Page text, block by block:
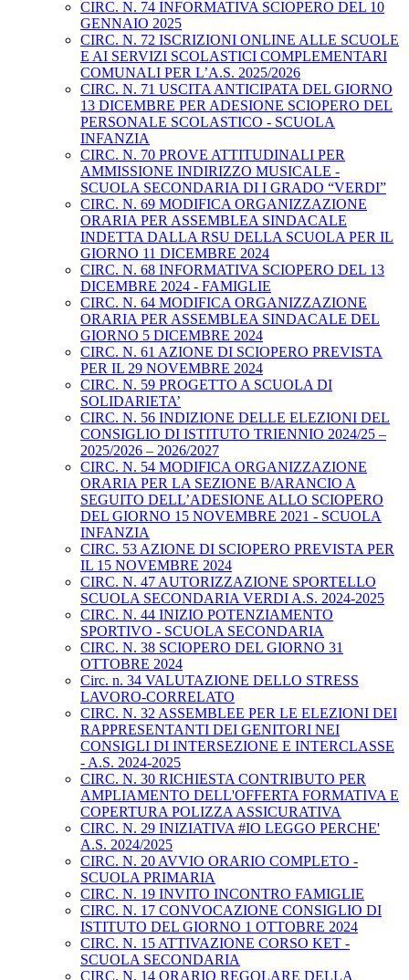
CIRC. N. 74 INFORMATIVA SCIOPERO DEL 10
GENNAIO 2025
CIRC. N. 72 ISCRIZIONI ONLINE ALLE SCUOLE
E AI SERVIZI SCOLASTICI COMPLEMENTARI
COMUNALI PER L’A.S. 2025/2026
CIRC. N. 71 USCITA ANTICIPATA DEL GIORNO
13 DICEMBRE PER ADESIONE SCIOPERO DEL
PERSONALE SCOLASTICO - SCUOLA
INFANZIA
CIRC. N. 70 PROVE ATTITUDINALI PER
AMMISSIONE INDIRIZZO MUSICALE -
SCUOLA SECONDARIA DI I GRADO “VERDI”
CIRC. N. 69 MODIFICA ORGANIZZAZIONE
ORARIA PER ASSEMBLEA SINDACALE
INDETTA DALLA RSU DELLA SCUOLA PER IL
GIORNO 11 DICEMBRE 2024
CIRC. N. 68 INFORMATIVA SCIOPERO DEL 13
DICEMBRE 2024 - FAMIGLIE
CIRC. N. 64 MODIFICA ORGANIZZAZIONE
ORARIA PER ASSEMBLEA SINDACALE DEL
GIORNO 5 DICEMBRE 2024
CIRC. N. 61 AZIONE DI SCIOPERO PREVISTA
PER IL 29 NOVEMBRE 2024
CIRC. N. 59 PROGETTO A SCUOLA DI
SOLIDARIETA’
CIRC. N. 56 INDIZIONE DELLE ELEZIONI DEL
CONSIGLIO DI ISTITUTO TRIENNIO 2024/25 –
2025/2026 – 2026/2027
CIRC. N. 54 MODIFICA ORGANIZZAZIONE
ORARIA PER LA SEZIONE B/ARANCIO A
SEGUITO DELL’ADESIONE ALLO SCIOPERO
DEL GIORNO 15 NOVEMBRE 2021 - SCUOLA
INFANZIA
CIRC. 53 AZIONE DI SCIOPERO PREVISTA PER
IL 15 NOVEMBRE 2024
CIRC. N. 47 AUTORIZZAZIONE SPORTELLO
SCUOLA SECONDARIA VERDI A.S. 2024-2025
CIRC. N. 44 INIZIO POTENZIAMENTO
SPORTIVO - SCUOLA SECONDARIA
CIRC. N. 38 SCIOPERO DEL GIORNO 31
OTTOBRE 2024
Circ. n. 34 VALUTAZIONE DELLO STRESS
LAVORO-CORRELATO
CIRC. N. 32 ASSEMBLEE PER LE ELEZIONI DEI
RAPPRESENTANTI DEI GENITORI NEI
CONSIGLI DI INTERSEZIONE E INTERCLASSE
- A.S. 2024-2025
CIRC. N. 30 RICHIESTA CONTRIBUTO PER
AMPLIAMENTO DELL'OFFERTA FORMATIVA E
COPERTURA POLIZZA ASSICURATIVA
CIRC. N. 29 INIZIATIVA #IO LEGGO PERCHE'
A.S. 2024/2025
CIRC. N. 20 AVVIO ORARIO COMPLETO -
SCUOLA PRIMARIA
CIRC. N. 19 INVITO INCONTRO FAMIGLIE
CIRC. N. 17 CONVOCAZIONE CONSIGLIO DI
ISTITUTO DEL GIORNO 1 OTTOBRE 2024
CIRC. N. 15 ATTIVAZIONE CORSO KET -
SCUOLA SECONDARIA
CIRC. N. 14 ORARIO REGOLARE DELLA